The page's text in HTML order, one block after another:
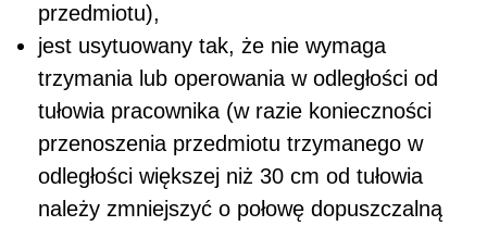
przedmiotu),
jest usytuowany tak, że nie wymaga
trzymania lub operowania w odległości od
tułowia pracownika (w razie konieczności
przenoszenia przedmiotu trzymanego w
odległości większej niż 30 cm od tułowia
należy zmniejszyć o połowę dopuszczalną